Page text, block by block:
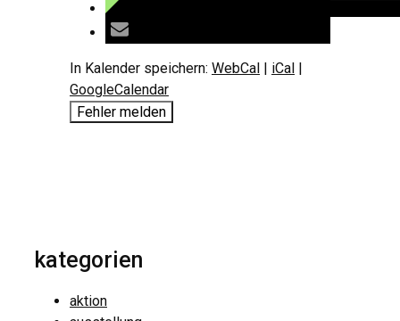
In Kalender speichern: WebCal | iCal |
GoogleCalendar
Fehler melden
kategorien
aktion